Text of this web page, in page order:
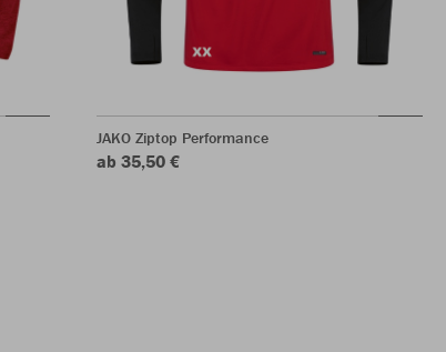
JAKO Ziptop Performance
ab 35,50 €